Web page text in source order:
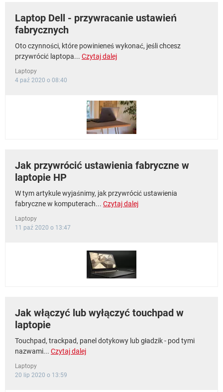
Laptop Dell - przywracanie ustawień
fabrycznych
Oto czynności, które powinieneś wykonać, jeśli chcesz
przywrócić laptopa... Czytaj dalej
Laptopy
4 paź 2020 o 08:40
Jak przywrócić ustawienia fabryczne w
laptopie HP
W tym artykule wyjaśnimy, jak przywrócić ustawienia
fabryczne w komputerach... Czytaj dalej
Laptopy
11 paź 2020 o 13:47
Jak włączyć lub wyłączyć touchpad w
laptopie
Touchpad, trackpad, panel dotykowy lub gładzik - pod tymi
nazwami... Czytaj dalej
Laptopy
20 lip 2020 o 13:59